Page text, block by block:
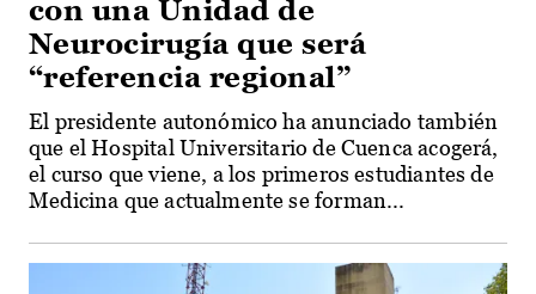
con una Unidad de
Neurocirugía que será
“referencia regional”
El presidente autonómico ha anunciado también
que el Hospital Universitario de Cuenca acogerá,
el curso que viene, a los primeros estudiantes de
Medicina que actualmente se forman...